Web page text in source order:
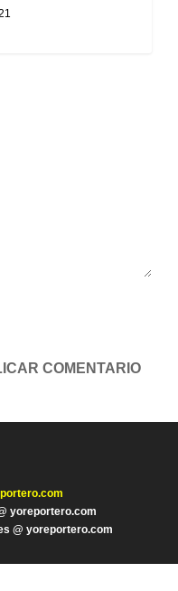
yoreportero.com
yoreportero.com